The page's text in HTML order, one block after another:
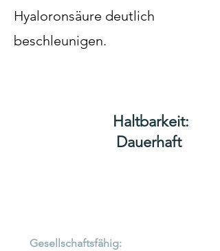
Hyaloronsäure deutlich
beschleunigen.
Haltbarkeit:
Dauerhaft
Gesellschaftsfähig: